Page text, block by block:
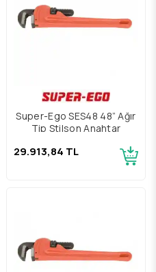
Super-Ego SES48 48” Ağır
Tip Stilson Anahtar
29.913,84 TL